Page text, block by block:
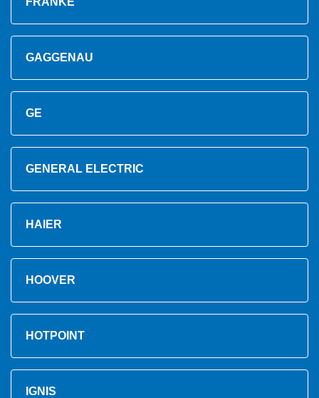
GAGGENAU
GE
GENERAL ELECTRIC
HAIER
HOOVER
HOTPOINT
IGNIS